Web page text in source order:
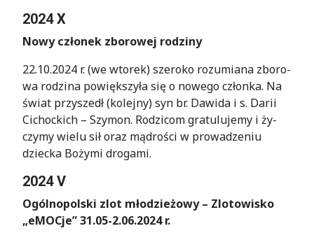
2024 X
Nowy członek zborowej rodziny
22.10.2024 r. (we wto­rek) sze­ro­ko ro­zu­mia­na zbo­ro­
wa ro­dzi­na po­więk­szy­ła się o no­we­go człon­ka. Na
świat przy­szedł (ko­lej­ny) syn br. Da­wi­da i s. Da­rii
Cichockich – Szy­mon. Ro­dzi­com gra­tu­lu­je­my i ży­
czy­my wie­lu sił oraz mą­dro­ści w pro­wa­dze­niu
dziec­ka Bo­ży­mi dro­ga­mi.
2024 V
Ogólnopolski zlot młodzieżowy – Zlotowisko
„eMOCje” 31.05-2.06.2024 r.